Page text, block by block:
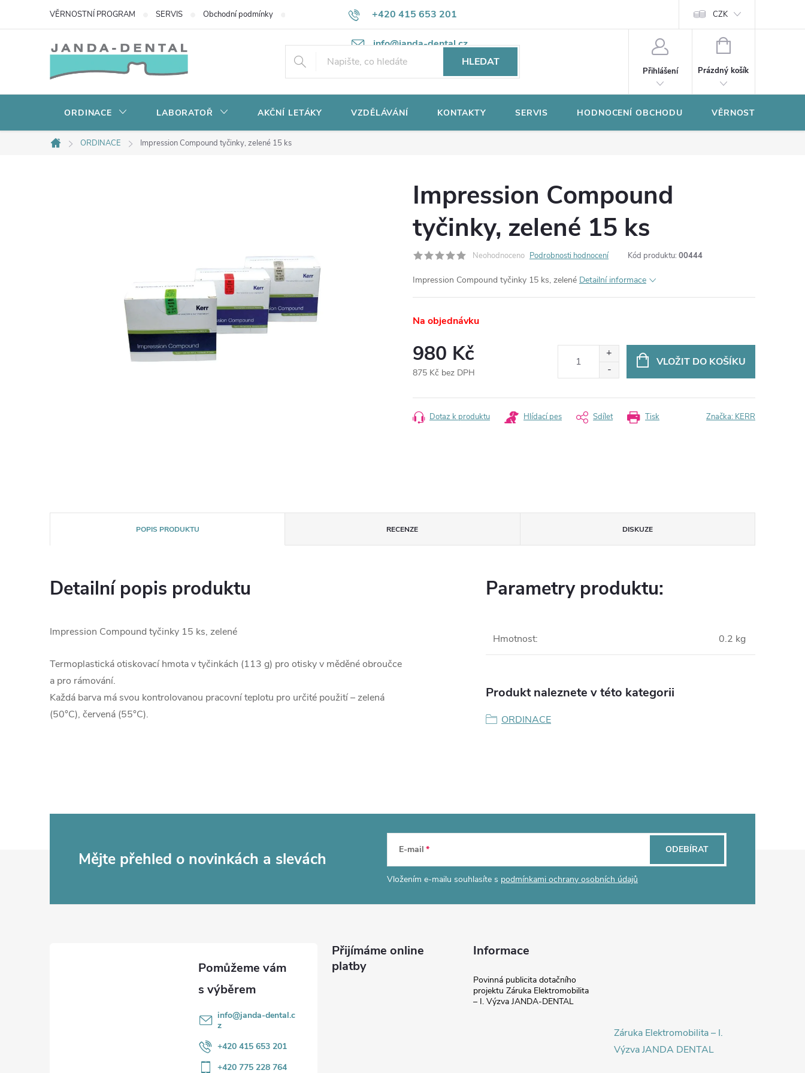
+420 415 653 201
info@janda-dental.cz
VĚRNOSTNÍ PROGRAM SERVIS Obchodní podmínky Potřebujete poradit? Ochrana osobních údajů CZK
HLEDAT
Přihlášení
NÁKUPNÍ
Prázdný košík
ORDINACE LABORATOŘ AKČNÍ LETÁKY VZDĚLÁVÁNÍ KONTAKTY SERVIS HODNOCENÍ OBCHODU VĚRNOSTNÍ
Domů
ORDINACE Impression Compound tyčinky, zelené 15 ks
Impression Compound
tyčinky, zelené 15 ks
Neohodnoceno Podrobnosti hodnocení Kód produktu: 00444
Impression Compound tyčinky 15 ks, zelené Detailní informace
Na objednávku
980 Kč
875 Kč bez DPH
cena:
VLOŽIT DO KOŠÍKU
Tisk
Dotaz k produktu Hlídací pes Sdílet Značka: KERR
POPIS PRODUKTU RECENZE DISKUZE
Detailní popis produktu
Impression Compound tyčinky 15 ks, zelené
Termoplastická otiskovací hmota v tyčinkách (113 g) pro otisky v měděné obroučce
a pro rámování.
Každá barva má svou kontrolovanou pracovní teplotu pro určité použití – zelená
(50°C), červená (55°C).
Parametry produktu:
Hmotnost: 0.2 kg
Produkt naleznete v této kategorii
ORDINACE
Mějte přehled o novinkách a slevách E-mail
Vložením e-mailu souhlasíte s podmínkami ochrany osobních údajů
ODEBÍRAT
info@janda-dental.c
z
+420 415 653 201
+420 775 228 764
Přijímáme online
platby
Informace
Povinná publicita dotačního
projektu Záruka Elektromobilita
– I. Výzva JANDA-DENTAL
Záruka Elektromobilita – I.
Výzva JANDA DENTAL